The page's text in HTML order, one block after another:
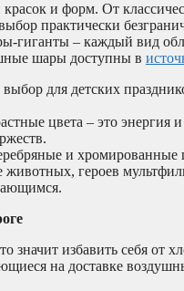
и форм. От
практически
гиганты – каждый вид
шары доступны в
для детских
цвета – это энергия
и
героев
значит избавить себя от
на доставке